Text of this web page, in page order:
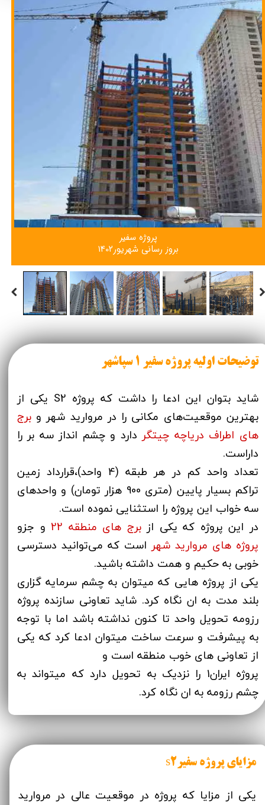
پروژه سفیر
بروز رسانی شهریور1402
توضیحات اولیه پروژه سفیر 1 سپاشهر
شاید بتوان این ادعا را داشت که پروژه S2 یکی از
بهترین موقعیت‌های مکانی را در مروارید شهر و برج
های اطراف دریاچه چیتگر دارد و چشم انداز سه بر را
داراست.
تعداد واحد کم در هر طبقه (4 واحد)،قرارداد زمین
تراکم بسیار پایین (متری 900 هزار تومان) و واحدهای
سه خواب این پروژه را استثنایی نموده است.
در این پروژه که یکی ازبرج های منطقه 22
و جزو
پروژه های مروارید شهر است که می‌توانید دسترسی
خوبی به حکیم و همت داشته باشید.
یکی از پروژه هایی که میتوان به چشم سرمایه گزاری
بلند مدت به ان نگاه کرد. شاید تعاونی سازنده پروژه
رزومه تحویل واحد تا کنون نداشته باشد اما با توجه
به پیشرفت و سرعت ساخت میتوان ادعا کرد که یکی
از تعاونی های خوب منطقه است و
پروژه ایران1 را نزدیک به تحویل دارد که میتواند به
چشم رزومه به ان نگاه کرد.
مزایای پروژه سفیرs2
یکی از مزایا که پروژه در موقعیت عالی در مروارید